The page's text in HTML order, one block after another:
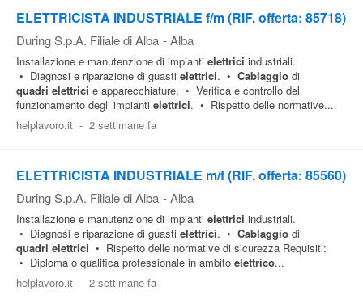
ELETTRICISTA INDUSTRIALE f/m (RIF. offerta: 85718)
During S.p.A. Filiale di Alba - Alba
Installazione e manutenzione di impianti elettrici industriali.
• Diagnosi e riparazione di guasti elettrici. • Cablaggio di
quadri elettrici e apparecchiature. • Verifica e controllo del
funzionamento degli impianti elettrici. • Rispetto delle normative...
helplavoro.it - 2 settimane fa
ELETTRICISTA INDUSTRIALE m/f (RIF. offerta: 85560)
During S.p.A. Filiale di Alba - Alba
Installazione e manutenzione di impianti elettrici industriali.
• Diagnosi e riparazione di guasti elettrici. • Cablaggio di
quadri elettrici • Rispetto delle normative di sicurezza Requisiti:
• Diploma o qualifica professionale in ambito elettrico...
helplavoro.it - 2 settimane fa